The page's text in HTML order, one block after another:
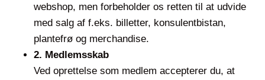
webshop, men forbeholder os retten til at udvide
med salg af f.eks. billetter, konsulentbistan,
plantefrø og merchandise.
2. Medlemsskab
Ved oprettelse som medlem accepterer du, at